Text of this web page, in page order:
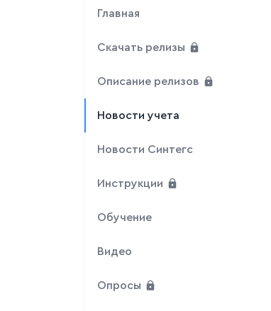
Главная
Скачать релизы
Описание релизов
Новости учета
Новости Синтегс
Инструкции
Обучение
Видео
Опросы